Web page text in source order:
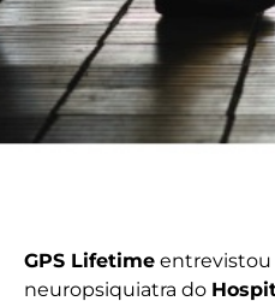
GPS Lifetime entrevistou
neuropsiquiatra do